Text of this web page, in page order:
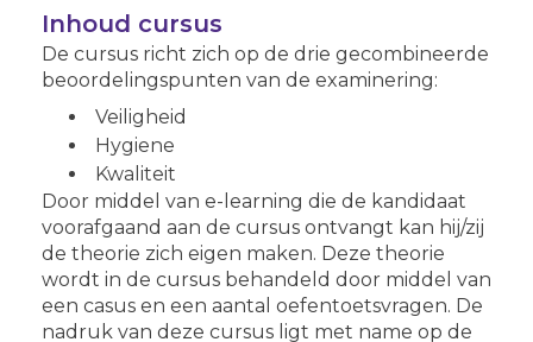
Inhoud cursus
De cursus richt zich op de drie gecombineerde
beoordelingspunten van de examinering:
Veiligheid
Hygiene
Kwaliteit
Door middel van e-learning die de kandidaat
voorafgaand aan de cursus ontvangt kan hij/zij
de theorie zich eigen maken. Deze theorie
wordt in de cursus behandeld door middel van
een casus en een aantal oefentoetsvragen. De
nadruk van deze cursus ligt met name op de